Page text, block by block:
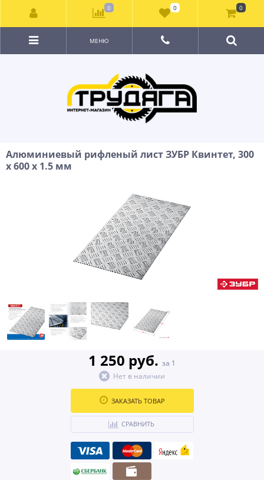
МЕНЮ
Алюминиевый рифленый лист ЗУБР Квинтет, 300
х 600 х 1.5 мм
1 250 руб. за 1
Нет в наличии
ЗАКАЗАТЬ ТОВАР
СРАВНИТЬ
0 0 0